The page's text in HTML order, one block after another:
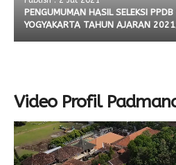
PENGUMUMAN HASIL SELEKSI
YOGYAKARTA TAHUN AJARAN
Video Profil
Video
Player